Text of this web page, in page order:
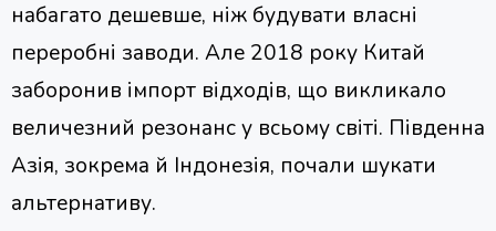
набагато дешевше, ніж будувати власні
переробні заводи. Але 2018 року Китай
заборонив імпорт відходів, що викликало
величезний резонанс у всьому світі. Південна
Азія, зокрема й Індонезія, почали шукати
альтернативу.